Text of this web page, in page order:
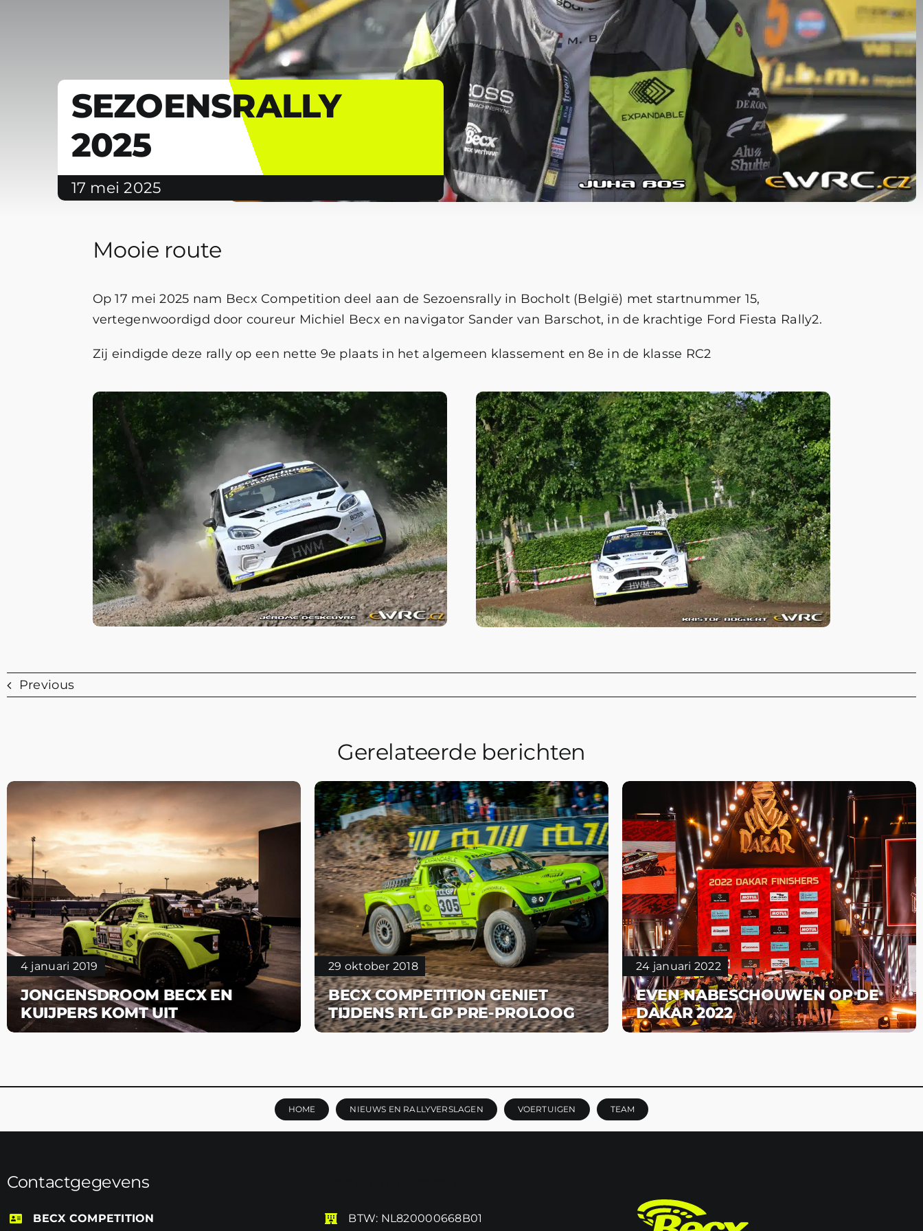
SEZOENSRALLY
2025
17 mei 2025
Mooie route
Op 17 mei 2025 nam Becx Competition deel aan de Sezoensrally in Bocholt (België) met startnummer 15,
vertegenwoordigd door coureur Michiel Becx en navigator Sander van Barschot, in de krachtige Ford Fiesta Rally2.
Zij eindigde deze rally op een nette 9e plaats in het algemeen klassement en 8e in de klasse RC2
Previous
Gerelateerde berichten
4 januari 2019
JONGENSDROOM BECX EN
KUIJPERS KOMT UIT
29 oktober 2018
BECX COMPETITION GENIET
TIJDENS RTL GP PRE-PROLOOG
24 januari 2022
EVEN NABESCHOUWEN OP DE
DAKAR 2022
HOME NIEUWS EN RALLYVERSLAGEN VOERTUIGEN TEAM
Contactgegevens
BECX COMPETITION BTW: NL820000668B01